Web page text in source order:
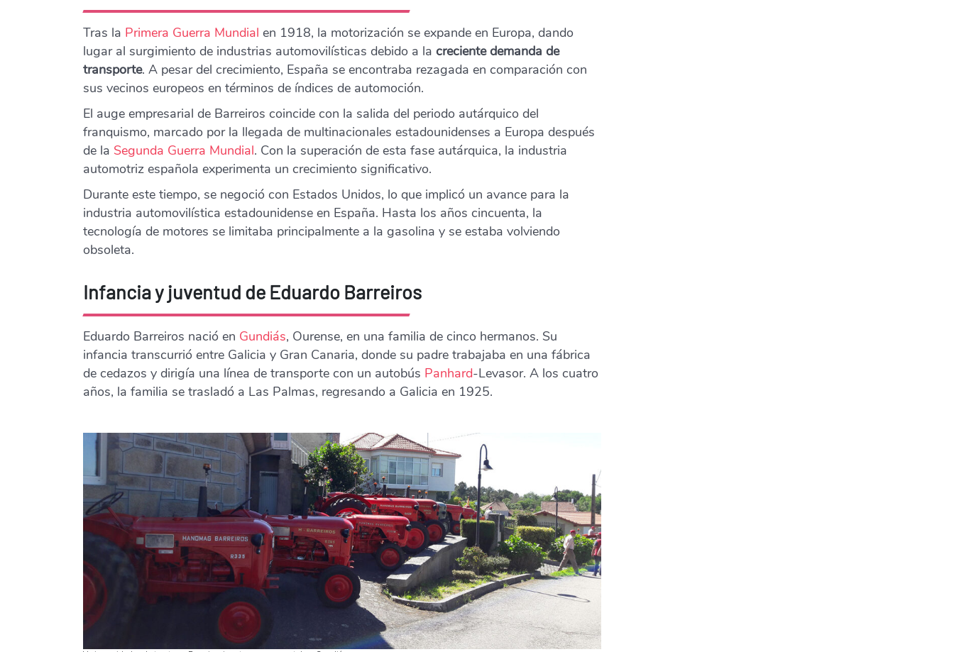
Tras la Primera Guerra Mundial en 1918, la motorización se expande en Europa, dando
lugar al surgimiento de industrias automovilísticas debido a la creciente demanda de
transporte. A pesar del crecimiento, España se encontraba rezagada en comparación con
sus vecinos europeos en términos de índices de automoción.
El auge empresarial de Barreiros coincide con la salida del periodo autárquico del
franquismo, marcado por la llegada de multinacionales estadounidenses a Europa después
de la Segunda Guerra Mundial. Con la superación de esta fase autárquica, la industria
automotriz española experimenta un crecimiento significativo.
Durante este tiempo, se negoció con Estados Unidos, lo que implicó un avance para la
industria automovilística estadounidense en España. Hasta los años cincuenta, la
tecnología de motores se limitaba principalmente a la gasolina y se estaba volviendo
obsoleta.
Infancia y juventud de Eduardo Barreiros
Eduardo Barreiros nació en Gundiás, Ourense, en una familia de cinco hermanos. Su
infancia transcurrió entre Galicia y Gran Canaria, donde su padre trabajaba en una fábrica
de cedazos y dirigía una línea de transporte con un autobús Panhard-Levasor. A los cuatro
años, la familia se trasladó a Las Palmas, regresando a Galicia en 1925.